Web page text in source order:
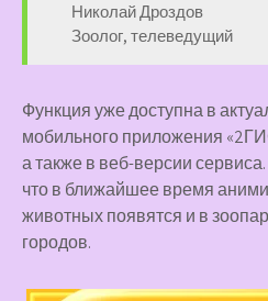
Николай Дроздов
Зоолог, телеведущий
Функция уже доступна в
мобильного приложения
а также в веб-версии
что в ближайшее время
животных появятся и в
городов.